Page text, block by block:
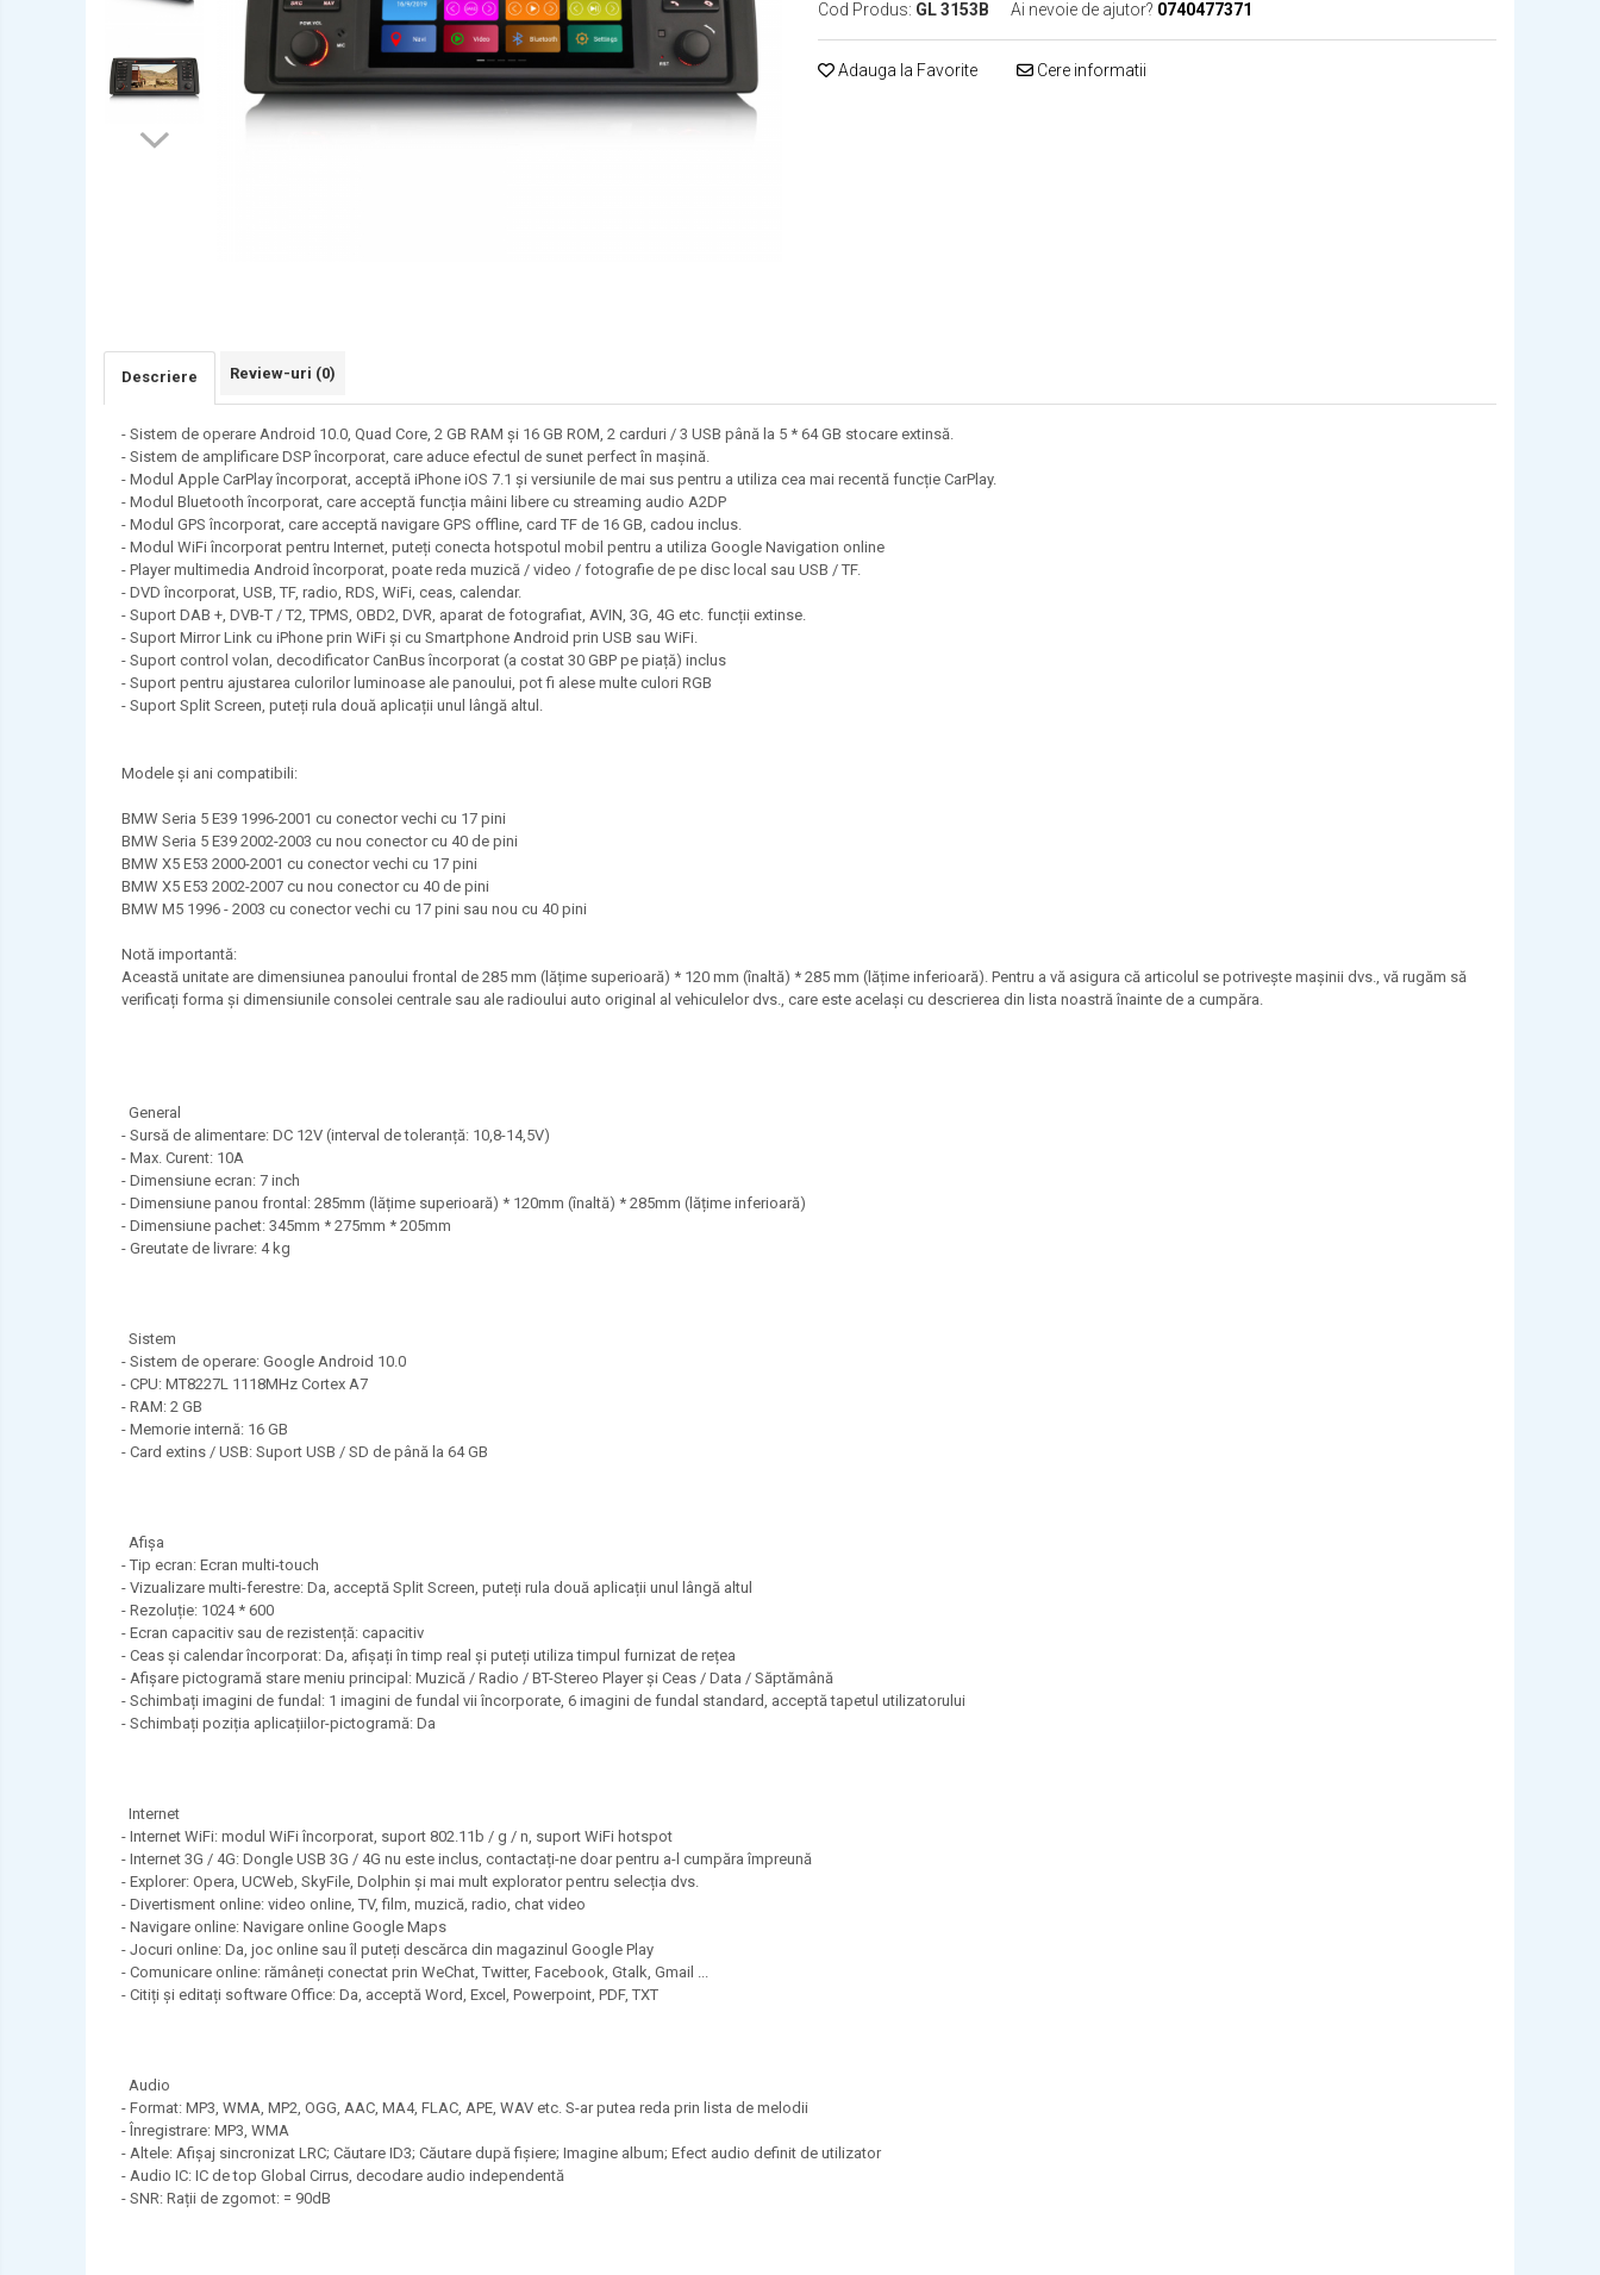
MERCEDES
OPEL / VAUXHALL
Cod Produs: GL 3153B Ai nevoie de ajutor? 0740477371
Adauga la Favorite Cere informatii
Descriere Review-uri (0)
- Sistem de operare Android 10.0, Quad Core, 2 GB RAM și 16 GB ROM, 2 carduri / 3 USB până la 5 * 64 GB stocare extinsă.
- Sistem de amplificare DSP încorporat, care aduce efectul de sunet perfect în mașină.
- Modul Apple CarPlay încorporat, acceptă iPhone iOS 7.1 și versiunile de mai sus pentru a utiliza cea mai recentă funcție CarPlay.
- Modul Bluetooth încorporat, care acceptă funcția mâini libere cu streaming audio A2DP
- Modul GPS încorporat, care acceptă navigare GPS offline, card TF de 16 GB, cadou inclus.
- Modul WiFi încorporat pentru Internet, puteți conecta hotspotul mobil pentru a utiliza Google Navigation online
- Player multimedia Android încorporat, poate reda muzică / video / fotografie de pe disc local sau USB / TF.
- DVD încorporat, USB, TF, radio, RDS, WiFi, ceas, calendar.
- Suport DAB +, DVB-T / T2, TPMS, OBD2, DVR, aparat de fotografiat, AVIN, 3G, 4G etc. funcții extinse.
- Suport Mirror Link cu iPhone prin WiFi și cu Smartphone Android prin USB sau WiFi.
- Suport control volan, decodificator CanBus încorporat (a costat 30 GBP pe piață) inclus
- Suport pentru ajustarea culorilor luminoase ale panoului, pot fi alese multe culori RGB
- Suport Split Screen, puteți rula două aplicații unul lângă altul.
Modele și ani compatibili:
BMW Seria 5 E39 1996-2001 cu conector vechi cu 17 pini
BMW Seria 5 E39 2002-2003 cu nou conector cu 40 de pini
BMW X5 E53 2000-2001 cu conector vechi cu 17 pini
BMW X5 E53 2002-2007 cu nou conector cu 40 de pini
BMW M5 1996 - 2003 cu conector vechi cu 17 pini sau nou cu 40 pini
Notă importantă:
Această unitate are dimensiunea panoului frontal de 285 mm (lățime superioară) * 120 mm (înaltă) * 285 mm (lățime inferioară). Pentru a vă asigura că articolul se potrivește mașinii dvs., vă rugăm să
verificați forma și dimensiunile consolei centrale sau ale radioului auto original al vehiculelor dvs., care este același cu descrierea din lista noastră înainte de a cumpăra.
General
- Sursă de alimentare: DC 12V (interval de toleranță: 10,8-14,5V)
- Max. Curent: 10A
- Dimensiune ecran: 7 inch
- Dimensiune panou frontal: 285mm (lățime superioară) * 120mm (înaltă) * 285mm (lățime inferioară)
- Dimensiune pachet: 345mm * 275mm * 205mm
- Greutate de livrare: 4 kg
Sistem
- Sistem de operare: Google Android 10.0
- CPU: MT8227L 1118MHz Cortex A7
- RAM: 2 GB
- Memorie internă: 16 GB
- Card extins / USB: Suport USB / SD de până la 64 GB
Afişa
- Tip ecran: Ecran multi-touch
- Vizualizare multi-ferestre: Da, acceptă Split Screen, puteți rula două aplicații unul lângă altul
- Rezoluție: 1024 * 600
- Ecran capacitiv sau de rezistență: capacitiv
- Ceas și calendar încorporat: Da, afișați în timp real și puteți utiliza timpul furnizat de rețea
- Afișare pictogramă stare meniu principal: Muzică / Radio / BT-Stereo Player și Ceas / Data / Săptămână
- Schimbați imagini de fundal: 1 imagini de fundal vii încorporate, 6 imagini de fundal standard, acceptă tapetul utilizatorului
- Schimbați poziția aplicațiilor-pictogramă: Da
Internet
- Internet WiFi: modul WiFi încorporat, suport 802.11b / g / n, suport WiFi hotspot
- Internet 3G / 4G: Dongle USB 3G / 4G nu este inclus, contactați-ne doar pentru a-l cumpăra împreună
- Explorer: Opera, UCWeb, SkyFile, Dolphin și mai mult explorator pentru selecția dvs.
- Divertisment online: video online, TV, film, muzică, radio, chat video
- Navigare online: Navigare online Google Maps
- Jocuri online: Da, joc online sau îl puteți descărca din magazinul Google Play
- Comunicare online: rămâneți conectat prin WeChat, Twitter, Facebook, Gtalk, Gmail ...
- Citiți și editați software Office: Da, acceptă Word, Excel, Powerpoint, PDF, TXT
Audio
- Format: MP3, WMA, MP2, OGG, AAC, MA4, FLAC, APE, WAV etc. S-ar putea reda prin lista de melodii
- Înregistrare: MP3, WMA
- Altele: Afișaj sincronizat LRC; Căutare ID3; Căutare după fișiere; Imagine album; Efect audio definit de utilizator
- Audio IC: IC de top Global Cirrus, decodare audio independentă
- SNR: Rații de zgomot: = 90dB